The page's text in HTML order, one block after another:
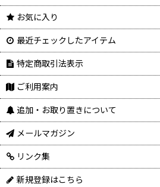
お気に入り
最近チェックしたアイテム
特定商取引法表示
ご利用案内
追加・お取り置きについて
メールマガジン
リンク集
新規登録はこちら